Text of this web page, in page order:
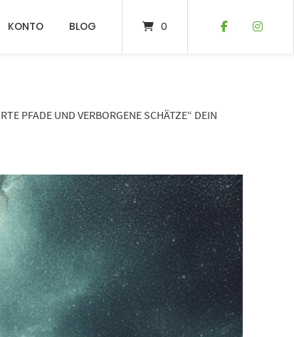
KONTO BLOG 0
PFADE UND VERBORGENE SCHÄTZE“ DEIN